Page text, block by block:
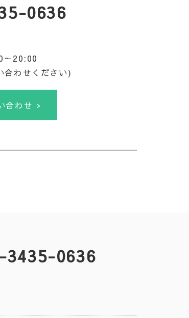
0636
～20:00
合わせください)
合わせ >
3435-0636